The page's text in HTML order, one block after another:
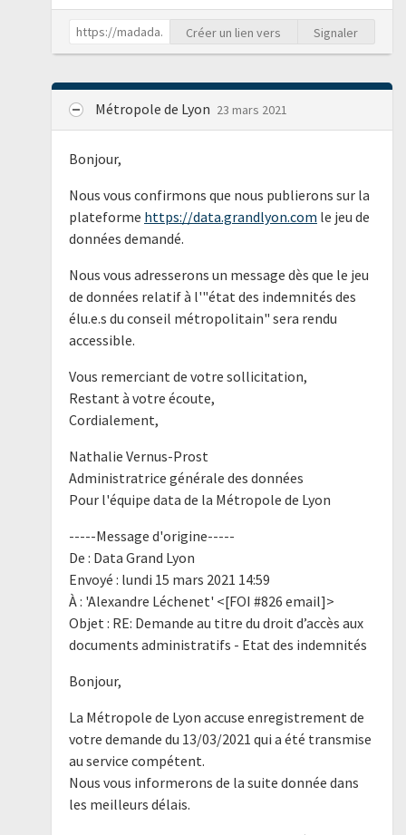
Créer un lien vers Signaler
Métropole de Lyon 23 mars 2021
Bonjour,
Nous vous confirmons que nous publierons sur la
plateforme https://data.grandlyon.com le jeu de
données demandé.
Nous vous adresserons un message dès que le jeu
de données relatif à l'"état des indemnités des
élu.e.s du conseil métropolitain" sera rendu
accessible.
Vous remerciant de votre sollicitation,
Restant à votre écoute,
Cordialement,
Nathalie Vernus-Prost
Administratrice générale des données
Pour l'équipe data de la Métropole de Lyon
-----Message d'origine-----
De : Data Grand Lyon
Envoyé : lundi 15 mars 2021 14:59
À : 'Alexandre Léchenet' <[FOI #826 email]>
Objet : RE: Demande au titre du droit d’accès aux
documents administratifs - Etat des indemnités
Bonjour,
La Métropole de Lyon accuse enregistrement de
votre demande du 13/03/2021 qui a été transmise
au service compétent.
Nous vous informerons de la suite donnée dans
les meilleurs délais.